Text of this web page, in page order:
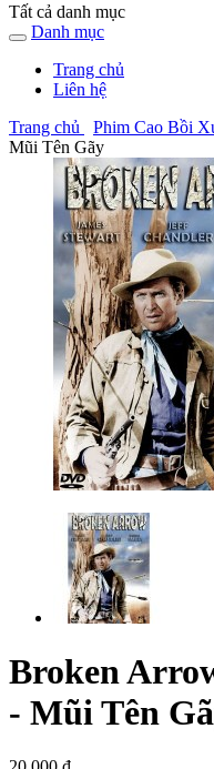
Tất cả danh mục
Danh mục
Trang chủ
Liên hệ
Trang chủ
Phim Cao Bồi
Mũi Tên Gãy
Broken
- Mũi Tên